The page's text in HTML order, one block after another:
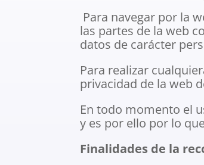
Para navegar por la
las partes de la web
datos de carácter
Para realizar
privacidad de la web
En todo momento el
y es por ello por lo
Finalidades de la